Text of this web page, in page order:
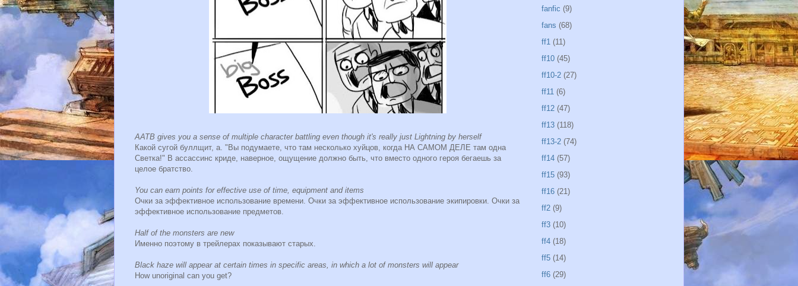
AATB gives you a sense of multiple character battling even though it's really just Lightning by herself
Какой сугой буллщит, а. "Вы подумаете, что там несколько хуйцов, когда НА САМОМ ДЕЛЕ там одна
Светка!" В ассассинс криде, наверное, ощущение должно быть, что вместо одного героя бегаешь за
целое братство.
You can earn points for effective use of time, equipment and items
Очки за эффективное использование времени. Очки за эффективное использование экипировки. Очки за
эффективное использование предметов.
Half of the monsters are new
Именно поэтому в трейлерах показывают старых.
Black haze will appear at certain times in specific areas, in which a lot of monsters will appear
How unoriginal can you get?
fanfic (9)
fans (68)
ff1 (11)
ff10 (45)
ff10-2 (27)
ff11 (6)
ff12 (47)
ff13 (118)
ff13-2 (74)
ff14 (57)
ff15 (93)
ff16 (21)
ff2 (9)
ff3 (10)
ff4 (18)
ff5 (14)
ff6 (29)